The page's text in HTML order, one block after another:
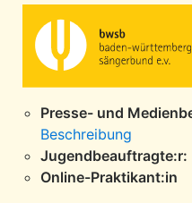
Presse- und
Beschreibung
Jugendbeauftragte:r:
Online-Praktikant:in